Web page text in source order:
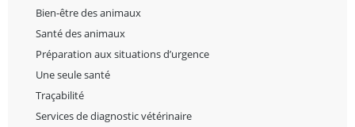
Bien-être des animaux
Santé des animaux
Préparation aux situations d’urgence
Une seule santé
Traçabilité
Services de diagnostic vétérinaire